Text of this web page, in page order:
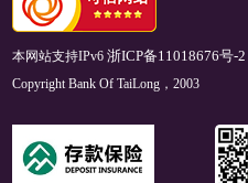
本网站支持IPv6 浙ICP备11018676号-2
Copyright Bank Of TaiLong，2003